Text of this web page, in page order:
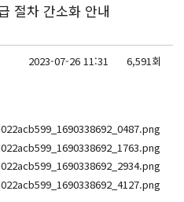
절차 간소화 안내
2023-07-26 11:31 6,591회
맥스(MAX),레빗(REVIT))실무자 양성과정
발 양성 지원